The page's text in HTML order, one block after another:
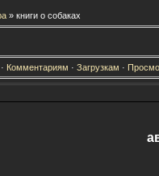
» книги о собаках
Комментариям · Загрузкам ·